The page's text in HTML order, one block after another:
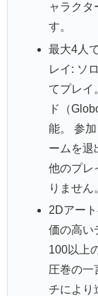
ャラクタ
す。
最大4人
レイ: ソ
てプレイ
ド（
能。 参
ームを退
他のプレ
りません
2Dアー
価の高い
100以上
圧巻の一
チにより